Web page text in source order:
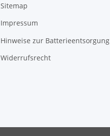
Sitemap
Impressum
Hinweise zur Batterieentsorgung
Widerrufsrecht